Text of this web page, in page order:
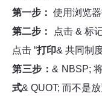
第一步： 使用浏览
第二步：
点击 & 标
点击 “打印& 共同制
第三步：& NBSP;
式& QUOT; 而不是放